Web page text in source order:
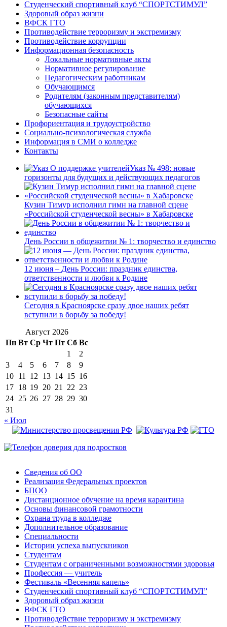
Студенческий спортивный клуб “СПОРТСТИМУЛ”
Здоровый образ жизни
ВФСК ГТО
Противодействие терроризму и экстремизму
Противодействие коррупции
Информационная безопасность
Локальные нормативные акты
Нормативное регулирование
Педагогическим работникам
Обучающимся
Родителям (законным представителям)
обучающихся
Безопасные сайты
Профориентация и трудоустройство
Социально-психологическая служба
Информация в СМИ о колледже
Контакты
Указ № 498: новые
горизонты для будущих и действующих педагогов
Кузин Тимур исполнил гимн на главной сцене
«Российской студенческой весны» в Хабаровске
День России в общежитии № 1: творчество и единство
12 июня – День России: праздник единства,
ответственности и любви к Родине
Сегодня в Красноярске сразу двое наших ребят
вступили в борьбу за победу!
Август 2026
Пн Вт Ср Чт Пт Сб Вс
1
2
3
4 5 6 7 8
9
10 11 12 13 14 15 16
17 18 19 20 21 22 23
24 25 26 27 28 29 30
31
« Июл
Сведения об ОО
Реализация Федеральных проектов
БПОО
Дистанционное обучение на время карантина
Основы финансовой грамотности
Охрана труда в колледже
Дополнительное образование
Специальности
Истории успеха выпускников
Студентам
Студентам с ограниченными возможностями здоровья
Профессия — учитель
Фестиваль «Весенняя капель»
Студенческий спортивный клуб “СПОРТСТИМУЛ”
Здоровый образ жизни
ВФСК ГТО
Противодействие терроризму и экстремизму